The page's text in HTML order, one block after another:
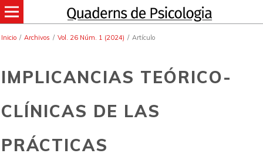
Inicio / Archivos / Vol. 26 Núm. 1 (2024) / Artículo
IMPLICANCIAS TEÓRICO-
CLÍNICAS DE LAS
PRÁCTICAS